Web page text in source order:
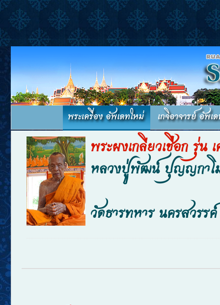
พระผงเกลียวเชือก รุ่น
หลวงปู่พัฒน์ ปุญญกาโ
วัดธารทหาร นครสวรรค์